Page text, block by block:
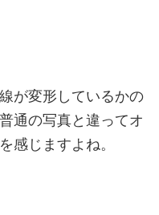
が変形しているかの
通の写真と違ってオ
感じますよね。